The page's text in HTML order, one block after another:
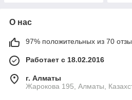
О нас
97% положительных из 70
Работает с 18.02.2016
г. Алматы
Жарокова 195, Алматы,